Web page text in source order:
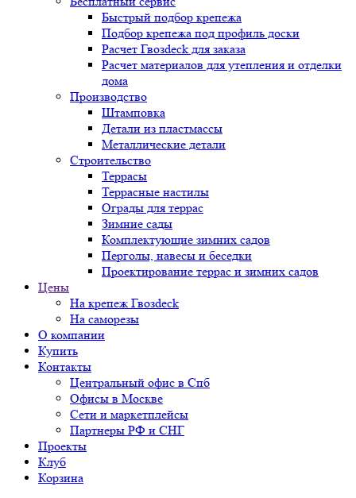
Быстрый подбор крепежа
Подбор крепежа под профиль доски
Расчет Гвозdeck для заказа
Расчет материалов для утепления и отделки
дома
Производство
Штамповка
Детали из пластмассы
Металлические детали
Строительство
Террасы
Террасные настилы
Ограды для террас
Зимние сады
Комплектующие зимних садов
Перголы, навесы и беседки
Проектирование террас и зимних садов
Цены
На крепеж Гвозdeck
На саморезы
О компании
Купить
Контакты
Центральный офис в Спб
Офисы в Москве
Сети и маркетплейсы
Партнеры РФ и СНГ
Проекты
Клуб
Корзина